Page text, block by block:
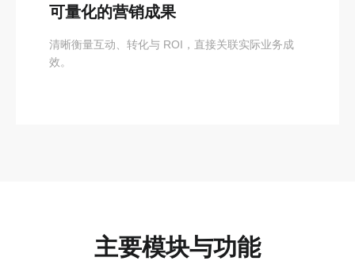
可量化的营销成果
清晰衡量互动、转化与 ROI，直接关联实际业务成
效。
主要模块与功能